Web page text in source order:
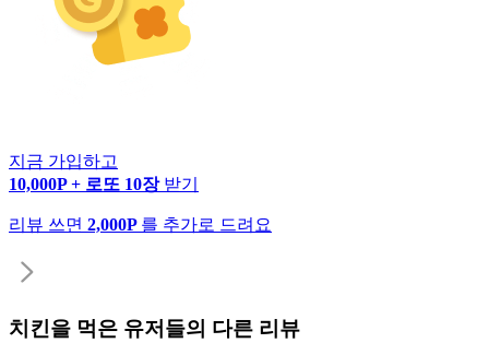
지금 가입하고
10,000P + 로또 10장 받기
리뷰 쓰면 2,000P 를 추가로 드려요
치킨을 먹은 유저들의 다른 리뷰